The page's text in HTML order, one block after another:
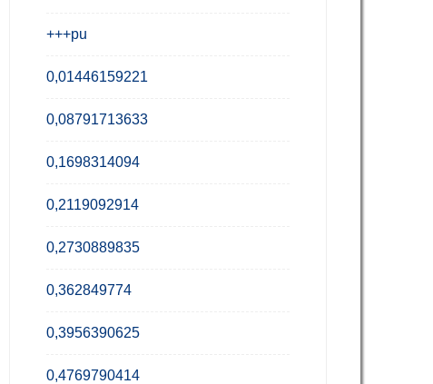
+++pu
0,01446159221
0,08791713633
0,1698314094
0,2119092914
0,2730889835
0,362849774
0,3956390625
0,4769790414